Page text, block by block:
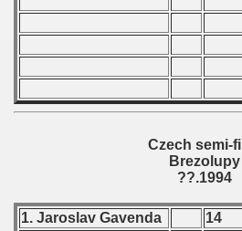
Czech semi-
Brezolupy
??.1994
1. Jaroslav Gavenda 14
- 1969
- 1970